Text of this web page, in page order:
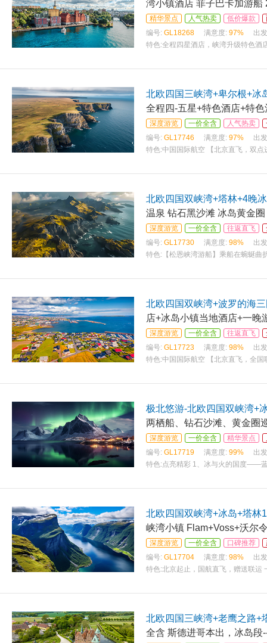
湾小镇酒店 菲子巴卡加游船
精华景点 人气热卖 低价爆款
编号: GL18268 满意度: 97%
出
特色:全程四星酒店，峡湾升级特色酒
北欧四国三峡湾+卑尔根+冰
全程四-五星+特色酒店+特
深度游览 一价全含 人气热卖
编号: GL17746 满意度: 97%
出
特色:中国国际航空 【北京直飞，双
北欧四国双峡湾+塔林+4晚
温泉 钻石黑沙滩 冰岛黄金
深度游览 一价全含 往返直飞
编号: GL17730 满意度: 98%
出
特色: 【松恩峡湾游船】乘船在蜿蜒
北欧四国双峡湾+波罗的海
店+冰岛小镇当地酒店+一晚
深度游览 一价全含 往返直飞
编号: GL17723 满意度: 98%
出
特色:中国国际航空 【北京直飞，全
极北悠游-北欧四国双峡湾+
两栖船、钻石沙滩、黄金圈
深度游览 一价全含 精华景点
编号: GL17719 满意度: 99%
出
特色:点亮精彩 1、冰与火的国度——
北欧四国双峡湾+冰岛+塔林
峡湾小镇 Flam+Voss+沃尔
深度游览 一价全含 口碑推荐
编号: GL17704 满意度: 98%
出
特色:北京起止，国航直飞，赠送联运
（如
北欧四国三峡湾+老鹰之路+
全含 斯德进哥本出，冰岛段